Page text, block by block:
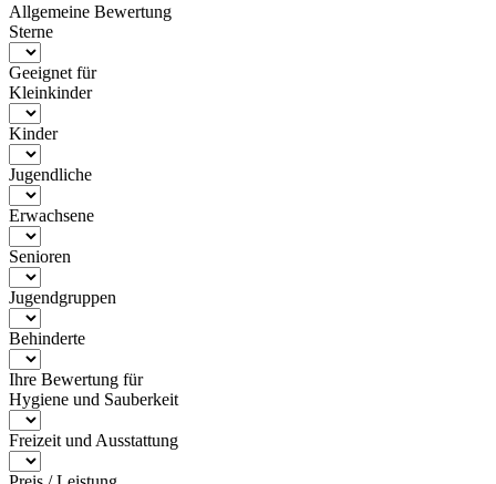
Allgemeine Bewertung
Sterne
Geeignet für
Kleinkinder
Kinder
Jugendliche
Erwachsene
Senioren
Jugendgruppen
Behinderte
Ihre Bewertung für
Hygiene und Sauberkeit
Freizeit und Ausstattung